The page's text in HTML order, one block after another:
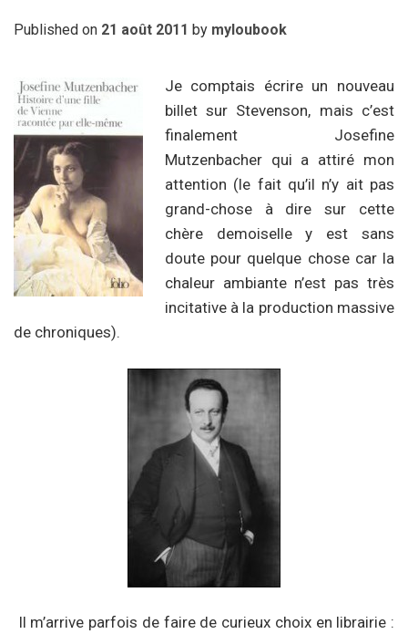
Published on 21 août 2011 by myloubook
Je comptais écrire un nouveau
billet sur Stevenson, mais c’est
finalement Josefine
Mutzenbacher qui a attiré mon
attention (le fait qu’il n’y ait pas
grand-chose à dire sur cette
chère demoiselle y est sans
doute pour quelque chose car la
chaleur ambiante n’est pas très
incitative à la production massive
de chroniques).
Il m’arrive parfois de faire de curieux choix en librairie :